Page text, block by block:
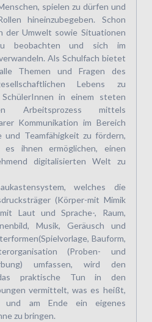
spielen zu dürfen und
hineinzubegeben. Schon
der Umwelt sowie Situationen
beobachten und sich im
Als Schulfach bietet
Themen und Fragen des
Lebens zu
in einem steten
Arbeitsprozess mittels
Kommunikation im Bereich
und Teamfähigkeit zu fördern,
ihnen ermöglichen, einen
digitalisierten Welt zu
welches die
(Körper-mit Mimik
Laut und Sprache-, Raum,
Musik, Geräusch und
Bauform,
(Proben- und
umfassen, wird den
praktische Tun in den
vermittelt, was es heißt,
und am Ende ein eigenes
zu bringen.